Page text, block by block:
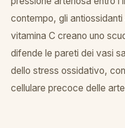
contempo, gli
vitamina C creano uno
difende le pareti dei vasi
dello stress ossidativo,
cellulare precoce delle